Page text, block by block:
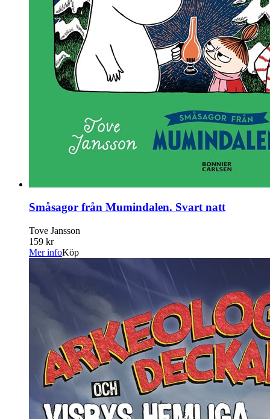
Småsagor från Mumindalen. Svart natt
Tove Jansson
159 kr
Mer infoKöp